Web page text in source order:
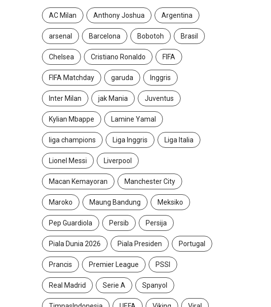
AC Milan Anthony Joshua Argentina
arsenal Barcelona Bobotoh Brasil
Chelsea Cristiano Ronaldo FIFA
FIFA Matchday garuda Inggris
Inter Milan jak Mania Juventus
Kylian Mbappe Lamine Yamal
liga champions Liga Inggris Liga Italia
Lionel Messi Liverpool
Macan Kemayoran Manchester City
Maroko Maung Bandung Meksiko
Pep Guardiola Persib Persija
Piala Dunia 2026 Piala Presiden Portugal
Prancis Premier League PSSI
Real Madrid Serie A Spanyol